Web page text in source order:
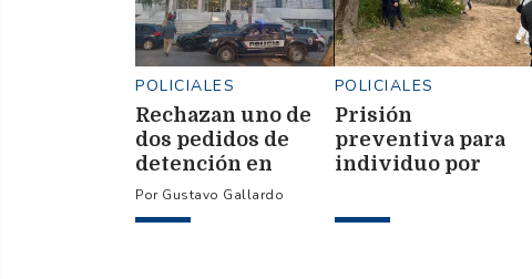
POLICIALES
Rechazan uno de
dos pedidos de
detención en
contra del ex
gerente de
Gustavo Gallardo
POLICIALES
Prisión
preventiva para
individuo por
cuñada en ruta 6